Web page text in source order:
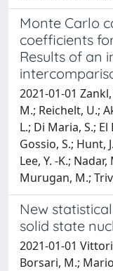
Monte Carlo
coefficients
Results of an
2021-01-01
M.; Reichelt, U.;
L.; Di Maria, S.;
Gossio, S.; Hunt,
Lee, Y. -K.;
Murugan, M.;
New
solid state
2021-01-01
Borsari, M.;